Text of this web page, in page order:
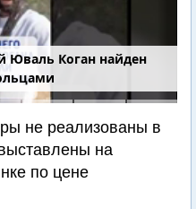
Юваль Коган найден
не реализованы в
на
по цене